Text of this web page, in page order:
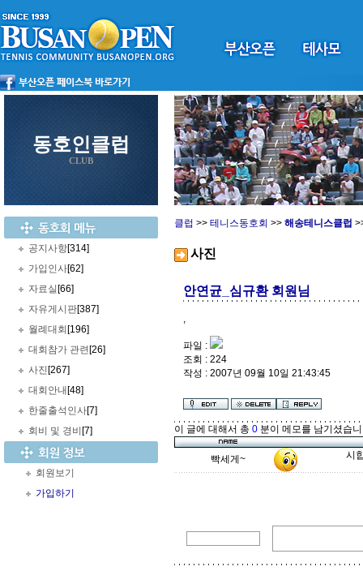
동호인클럽
CLUB
공지사항[314]
가입인사[62]
자료실 [66]
자유게시판[387]
월례대회 [196]
대회참가 관련 [26]
사진 [267]
대회안내 [48]
한줄출석인사[7]
회비 및 경비 [7]
회원보기
가입하기
클럽 >> 테니스동호회 >> 해송테니스클럽
사진
안연균_심규환 회원님
,
파일 :
조회 : 224
작성 : 2007년 09월 10일 21:43:45
이 글에 대해서 총 0 분이 메모를 남기셨습
빡세게~ 시